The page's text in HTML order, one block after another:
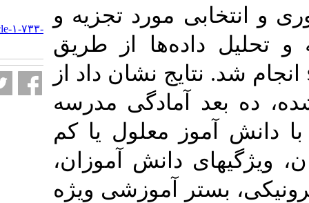
مورد تجزیه و
از طریق
نشان داد از
آمادگی مدرسه
معلول یا کم
دانش آموزان،
آموزشی ویژه
http://journalieaa.ir/article-۱-۷۳۳-